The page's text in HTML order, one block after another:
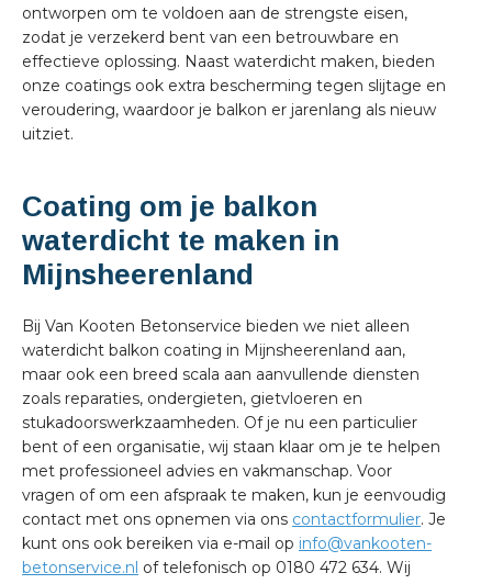
ontworpen om te voldoen aan de strengste eisen,
zodat je verzekerd bent van een betrouwbare en
effectieve oplossing. Naast waterdicht maken, bieden
onze coatings ook extra bescherming tegen slijtage en
veroudering, waardoor je balkon er jarenlang als nieuw
uitziet.
Coating om je balkon
waterdicht te maken in
Mijnsheerenland
Bij Van Kooten Betonservice bieden we niet alleen
waterdicht balkon coating in Mijnsheerenland aan,
maar ook een breed scala aan aanvullende diensten
zoals reparaties, ondergieten, gietvloeren en
stukadoorswerkzaamheden. Of je nu een particulier
bent of een organisatie, wij staan klaar om je te helpen
met professioneel advies en vakmanschap. Voor
vragen of om een afspraak te maken, kun je eenvoudig
contact met ons opnemen via ons contactformulier. Je
kunt ons ook bereiken via e-mail op info@vankooten-
betonservice.nl of telefonisch op 0180 472 634. Wij